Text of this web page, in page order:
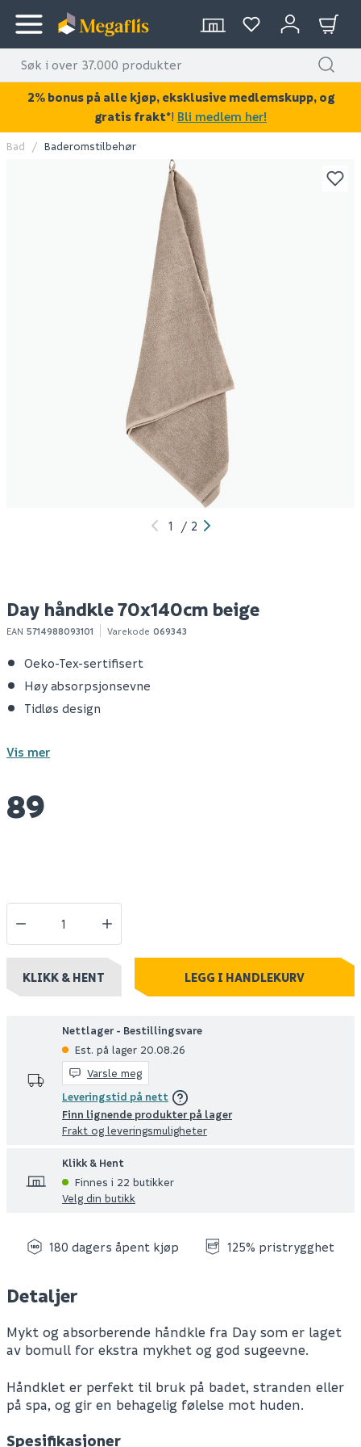
KAN DISSE VÆRE AV INTERESSE?
Day håndkle 70x140cm
Day håndkle 70x140cm
grønn
89
1-10 stk
Klikk & Hent
Bad Baderomstilbehør
1 / 2
Day håndkle 70x140cm beige
EAN 5714988093101 Varekode 069343
Oeko-Tex-sertifisert
Høy absorpsjonsevne
Tidløs design
Vis mer
89
KLIKK & HENT LEGG I HANDLEKURV
Nettlager - Bestillingsvare
Est. på lager 20.08.26
Varsle meg
Leveringstid på nett
Finn lignende produkter på lager
Frakt og leveringsmuligheter
Klikk & Hent
Finnes i 22 butikker
Velg din butikk
180 dagers åpent kjøp 125% pristrygghet
Detaljer
Mykt og absorberende håndkle fra Day som er laget
av bomull for ekstra mykhet og god sugeevne.
Håndklet er perfekt til bruk på badet, stranden eller
på spa, og gir en behagelig følelse mot huden.
Spesifikasjoner
2% bonus på alle kjøp, eksklusive medlemskupp, og
gratis frakt*! Bli medlem her!